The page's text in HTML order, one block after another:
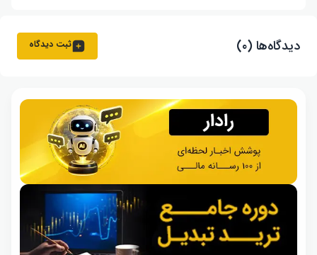
دیدگاه‌ها (۰) ثبت دیدگاه